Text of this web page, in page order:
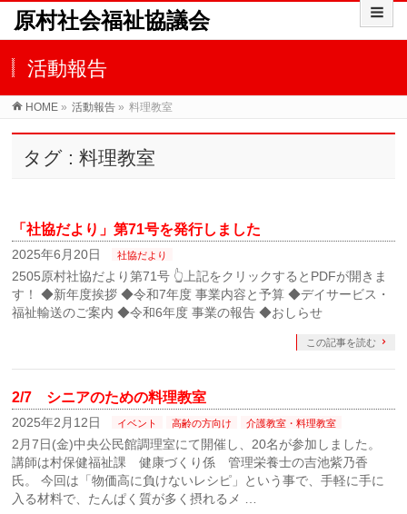
原村社会福祉協議会
活動報告
HOME » 活動報告 » 料理教室
タグ : 料理教室
「社協だより」第71号を発行しました
2025年6月20日 社協だより
2505原村社協だより第71号 👆上記をクリックするとPDFが開きま
す！ ◆新年度挨拶 ◆令和7年度 事業内容と予算 ◆デイサービス・
福祉輸送のご案内 ◆令和6年度 事業の報告 ◆おしらせ
この記事を読む
2/7 シニアのための料理教室
2025年2月12日 イベント 高齢の方向け 介護教室・料理教室
2月7日(金)中央公民館調理室にて開催し、20名が参加しました。
講師は村保健福祉課 健康づくり係 管理栄養士の吉池紫乃香
氏。 今回は「物価高に負けないレシピ」という事で、手軽に手に
入る材料で、たんぱく質が多く摂れるメ …